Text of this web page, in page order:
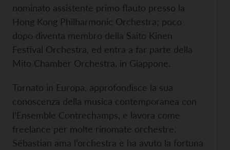
nominato assistente primo flauto presso la
Hong Kong Philharmonic Orchestra; poco
dopo diventa membro della Saito Kinen
Festival Orchestra, ed entra a far parte della
Mito Chamber Orchestra, in Giappone.
Tornato in Europa, approfondisce la sua
conoscenza della musica contemporanea con
l’Ensemble Contrechamps, e lavora come
freelance per molte rinomate orchestre.
Sébastian ama l’orchestra e ha avuto la fortuna